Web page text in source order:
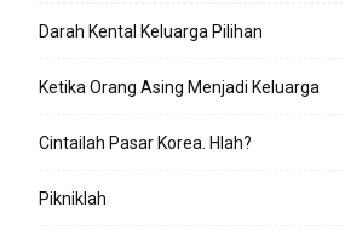
Darah Kental Keluarga Pilihan
Ketika Orang Asing Menjadi Keluarga
Cintailah Pasar Korea. Hlah?
Pikniklah